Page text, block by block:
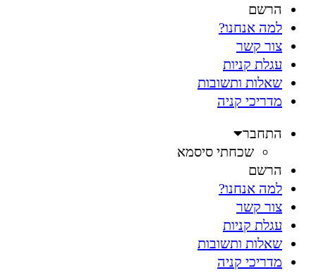
הרשם
למה אנחנו?
צור קשר
עגלת קניות
שאלות ותשובות
מדריכי קניה
התחבר
שכחתי סיסמא
הרשם
למה אנחנו?
צור קשר
עגלת קניות
שאלות ותשובות
מדריכי קניה